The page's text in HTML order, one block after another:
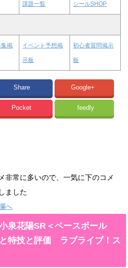
課題一覧 シールSHOP
掲 イベント予想掲
示板
初心者質問掲示
板
Share Google+
Pocket feedly
非常に多いので、一気に下のコメ
ました
へ
泉花陽SR＜ベースボール
特技と評価 ラブライブ！ス